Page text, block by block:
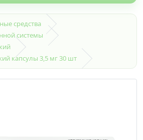
средства
системы
капсулы 3,5 мг 30 шт